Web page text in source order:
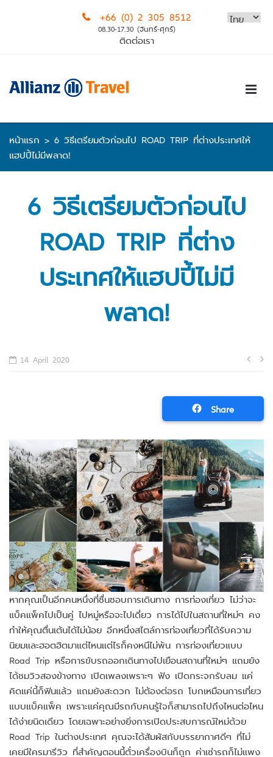
+66 (0) 2 305 8512
08.30-17.30 (จันทร์-ศุกร์)
ติดต่อเรา
หน้าแรก > 6 วิธีเตรียมตัวก่อนไป ROAD TRIP ที่ต่างประเทศให้
แฮปปี้ไม่มีพลาด!
6 วิธีเตรียมตัวก่อนไป
ROAD TRIP ที่ต่าง
ประเทศให้แฮปปี้ไม่มี
พลาด!
14 April 2020
Share
หากคุณเป็นอีกคนหนึ่งที่ชื่นชอบการเดินทาง การท่องเที่ยว ไม่ว่าจะ
แบ็คแพ็คไปเป็นคู่ ไปหมู่หรือจะไปเดี่ยว การได้ไปในสถานที่ใหม่ๆ คง
ทำให้คุณตื่นเต้นได้ไม่น้อย อีกหนึ่งสไตล์การท่องเที่ยวที่ได้รับความ
นิยมและฮอตฮิตมาแต่ไหนแต่ไรก็คงหนีไม่พ้น การท่องเที่ยวแบบ
Road Trip หรือการขับรถออกเดินทางไปเยือนสถานที่ใหม่ๆ แถมยัง
ได้ชมวิวสองข้างทาง เปิดเพลงเพราะๆ ฟัง เปิดกระจกรับลม แค่
คิดแค่นี้ก็ฟินแล้ว แถมยังสะดวก ไม่ต้องต่อรถ โบกเหมือนการเที่ยว
แบบแบ็คแพ็ค เพราะแค่คุณมีรถกับคนรู้ใจก็สามารถไปถึงไหนต่อไหน
ได้ง่ายนิดเดียว โดยเฉพาะอย่างยิ่งการเปิดประสบการณ์ใหม่ด้วย
Road Trip ในต่างประเทศ คุณจะได้สัมผัสกับบรรยากาศดีๆ ที่ไม่
เคยมีใครมารีวิว ที่สำคัญตอนนี้ตั๋วเครื่องบินก็ถูก ค่าเช่ารถก็ไม่แพง